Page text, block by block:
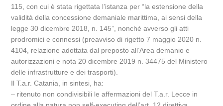
115, con cui è stata rigettata l’istanza per “la estensione della
validità della concessione demaniale marittima, ai sensi della
legge 30 dicembre 2018, n. 145”, nonché avverso gli atti
prodromici e connessi (preavviso di rigetto 7 maggio 2020 n.
4104, relazione adottata dal preposto all’Area demanio e
autorizzazioni e nota 20 dicembre 2019 n. 34475 del Ministero
delle infrastrutture e dei trasporti).
Il T.a.r. Catania, in sintesi, ha:
– ritenuto non condivisibili le affermazioni del T.a.r. Lecce in